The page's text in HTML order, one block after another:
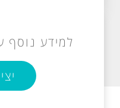
למידע נוסף